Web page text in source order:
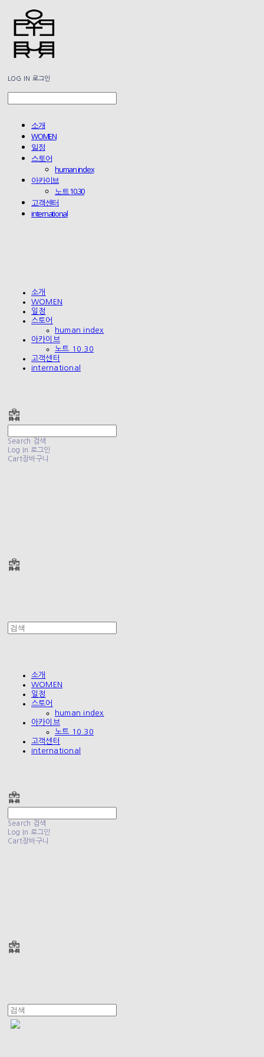
LOG IN 로그인
소개
WOMEN
일정
스토어
human index
아카이브
노트 10.30
고객센터
international
소개
WOMEN
일정
스토어
human index
아카이브
노트 10.30
고객센터
international
Search 검색
Log In 로그인
Cart장바구니
소개
WOMEN
일정
스토어
human index
아카이브
노트 10.30
고객센터
international
Search 검색
Log In 로그인
Cart장바구니